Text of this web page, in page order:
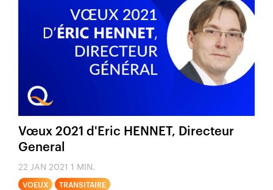
Vœux 2021 d'Eric HENNET, Directeur
General
22 JAN 2021 1 MIN.
VOEUX TRANSITAIRE